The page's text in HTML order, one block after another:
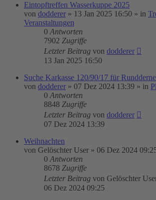
Eintopftreffen Wasserkuppe 2025
von dodderer » 13 Jan 2025 16:50 » in
Veranstaltungen
0 Antworten
7902 Zugriffe
Letzter Beitrag von dodderer
13 Jan 2025 16:50
Suche Karkasse 120/90/17 für
von dodderer » 07 Dez 2024 13:39 » in
0 Antworten
8848 Zugriffe
Letzter Beitrag von dodderer
07 Dez 2024 13:39
Weihnachten
von Gelöschter User » 06 Dez 2024
0 Antworten
8678 Zugriffe
Letzter Beitrag von Gelöschter
06 Dez 2024 09:25